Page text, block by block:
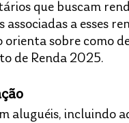
que buscam
associadas a esses
orienta sobre como
de Renda 2025.​
aluguéis, incluindo